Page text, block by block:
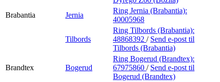
Brabantia
Jernia
Ring Jernia (Brabantia):
40005968
Tilbords
Ring Tilbords (Brabantia):
48868392 / Send e-post til
Tilbords (Brabantia)
Brandtex Bogerud
Ring Bogerud (Brandtex):
67975860 / Send e-post til
Bogerud (Brandtex)